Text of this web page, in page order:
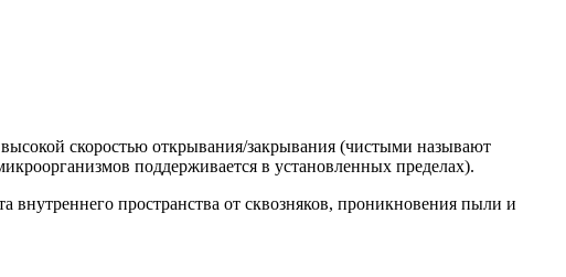
скоростью открывания/закрывания (чистыми называют
поддерживается в установленных пределах).
пространства от сквозняков, проникновения пыли и